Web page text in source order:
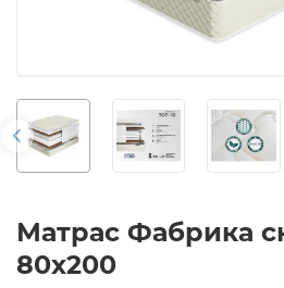
Матрас Фабрика
80х200